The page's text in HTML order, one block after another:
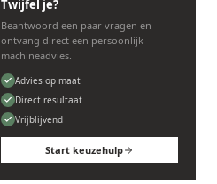
Twijfel je?
Beantwoord een paar vragen en
ontvang direct een persoonlijk
machineadvies.
Advies op maat
Direct resultaat
Vrijblijvend
Start keuzehulp